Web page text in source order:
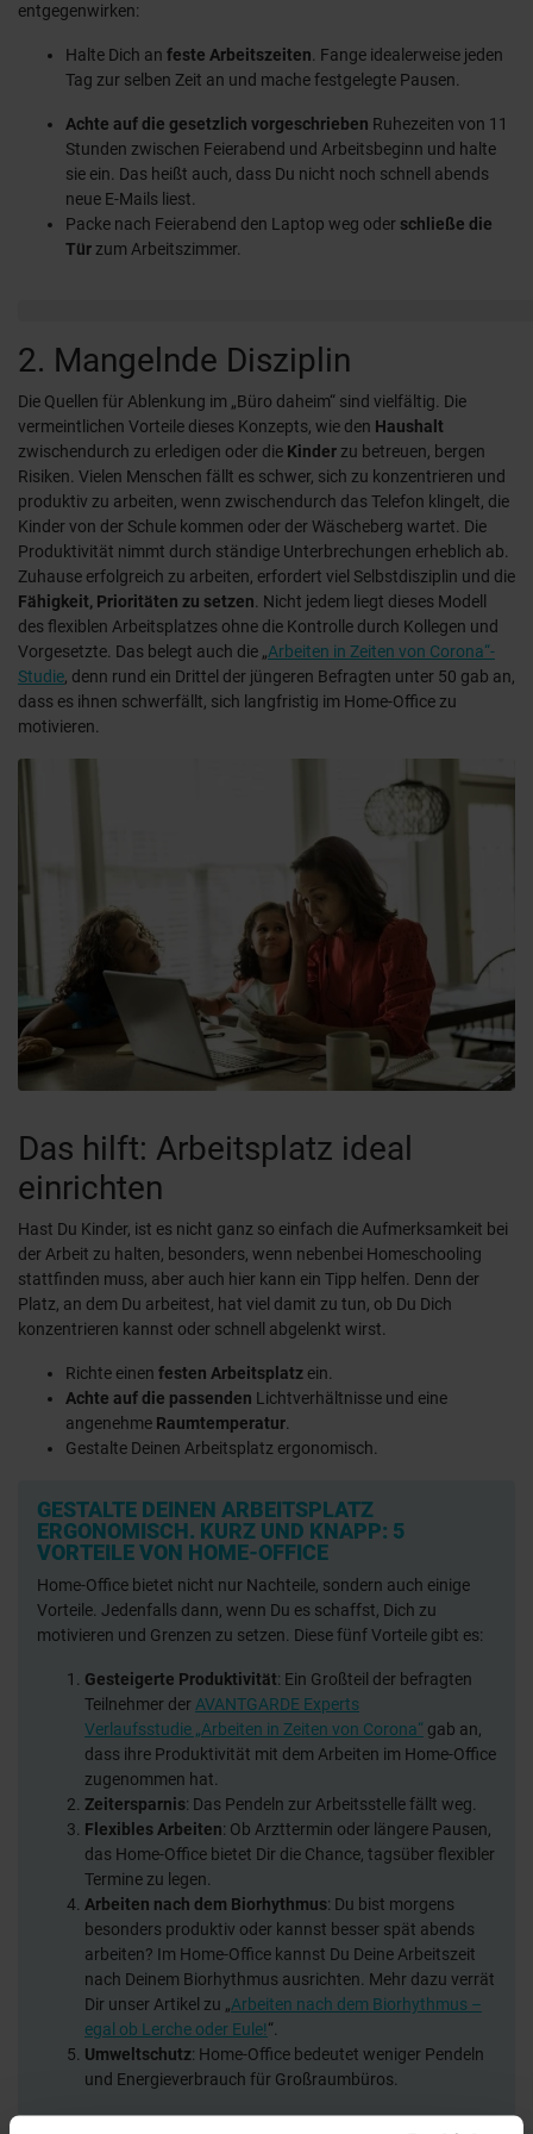
entgegenwirken:
Halte Dich an feste Arbeitszeiten. Fange idealerweise jeden
Tag zur selben Zeit an und mache festgelegte Pausen.
Achte auf die gesetzlich vorgeschrieben Ruhezeiten von 11
Stunden zwischen Feierabend und Arbeitsbeginn und halte
sie ein. Das heißt auch, dass Du nicht noch schnell abends
neue E-Mails liest.
Packe nach Feierabend den Laptop weg oder schließe die
Tür zum Arbeitszimmer.
2. Mangelnde Disziplin
Die Quellen für Ablenkung im „Büro daheim“ sind vielfältig. Die
vermeintlichen Vorteile dieses Konzepts, wie den Haushalt
zwischendurch zu erledigen oder die Kinder zu betreuen, bergen
Risiken. Vielen Menschen fällt es schwer, sich zu konzentrieren und
produktiv zu arbeiten, wenn zwischendurch das Telefon klingelt, die
Kinder von der Schule kommen oder der Wäscheberg wartet. Die
Produktivität nimmt durch ständige Unterbrechungen erheblich ab.
Zuhause erfolgreich zu arbeiten, erfordert viel Selbstdisziplin und die
Fähigkeit, Prioritäten zu setzen . Nicht jedem liegt dieses Modell
des flexiblen Arbeitsplatzes ohne die Kontrolle durch Kollegen und
Vorgesetzte. Das belegt auch die „Arbeiten in Zeiten von Corona“-
Studie, denn rund ein Drittel der jüngeren Befragten unter 50 gab an,
dass es ihnen schwerfällt, sich langfristig im Home-Office zu
motivieren.
Das hilft: Arbeitsplatz ideal
einrichten
Hast Du Kinder, ist es nicht ganz so einfach die Aufmerksamkeit bei
der Arbeit zu halten, besonders, wenn nebenbei Homeschooling
stattfinden muss, aber auch hier kann ein Tipp helfen. Denn der
Platz, an dem Du arbeitest, hat viel damit zu tun, ob Du Dich
konzentrieren kannst oder schnell abgelenkt wirst.
Richte einen festen Arbeitsplatz ein.
Achte auf die passenden Lichtverhältnisse und eine
angenehme Raumtemperatur
Gestalte Deinen Arbeitsplatz ergonomisch.
GESTALTE DEINEN ARBEITSPLATZ
ERGONOMISCH. KURZ UND KNAPP: 5
VORTEILE VON HOME-OFFICE
Home-Office bietet nicht nur Nachteile, sondern auch einige
Vorteile. Jedenfalls dann, wenn Du es schaffst, Dich zu
motivieren und Grenzen zu setzen. Diese fünf Vorteile gibt es:
Gesteigerte Produktivität: Ein Großteil der befragten
Teilnehmer der AVANTGARDE Experts
Verlaufsstudie „Arbeiten in Zeiten von Corona“ gab an,
dass ihre Produktivität mit dem Arbeiten im Home-Office
zugenommen hat.
Zeitersparnis: Das Pendeln zur Arbeitsstelle fällt weg.
Flexibles Arbeiten: Ob Arzttermin oder längere Pausen,
das Home-Office bietet Dir die Chance, tagsüber flexibler
Termine zu legen.
Arbeiten nach dem Biorhythmus: Du bist morgens
besonders produktiv oder kannst besser spät abends
arbeiten? Im Home-Office kannst Du Deine Arbeitszeit
nach Deinem Biorhythmus ausrichten. Mehr dazu verrät
Dir unser Artikel zu „Arbeiten nach dem Biorhythmus –
egal ob Lerche oder Eule!“.
Umweltschutz: Home-Office bedeutet weniger Pendeln
und Energieverbrauch für Großraumbüros.